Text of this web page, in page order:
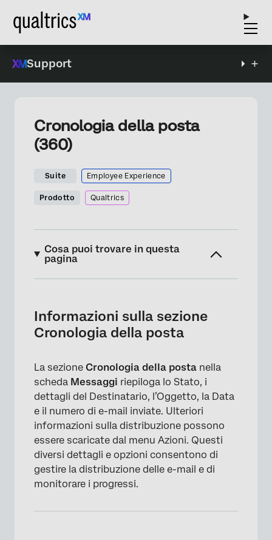
Support
Cronologia della posta
(360)
Suite Employee Experience
Prodotto Qualtrics
Cosa puoi trovare in questa
pagina
Capire la cronologia della posta
Modifica distribuzione
Elimina distribuzione
Informazioni sulla sezione
Cronologia della posta
La sezione Cronologia della posta nella
scheda Messaggi riepiloga lo Stato, i
dettagli del Destinatario, l’Oggetto, la Data
e il numero di e-mail inviate. Ulteriori
informazioni sulla distribuzione possono
essere scaricate dal menu Azioni. Questi
diversi dettagli e opzioni consentono di
gestire la distribuzione delle e-mail e di
monitorare i progressi.